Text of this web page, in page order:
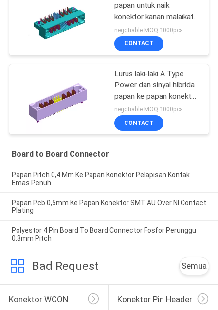
papan untuk naik
konektor kanan malaikat
laki-laki Tipe DIP Dengan
garpu ROHS
negotiable MOQ:1000pcs
CONTACT
Lurus laki-laki A Type
Power dan sinyal hibrida
papan ke papan konektor
Sn berlapis Dengan garpu
ROHS
negotiable MOQ:1000pcs
CONTACT
Board to Board Connector
Papan Pitch 0,4 Mm Ke Papan Konektor Pelapisan Kontak
Emas Penuh
Papan Pcb 0,5mm Ke Papan Konektor SMT AU Over NI Contact
Plating
Polyestor 4 Pin Board To Board Connector Fosfor Perunggu
0.8mm Pitch
Bad Request Semua
Konektor WCON Konektor Pin Header